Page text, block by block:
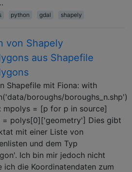
python gdal shapely
von Shapely
aus Shapefile
Shapefile mit Fiona: with
boroughs/boroughs_n.shp')
mpolys = [p for p in source]
= polys[0]['geometry'] Dies gibt
mit einer Liste von
und dem Typ
Ich bin mir jedoch nicht
ich die Koordinatendaten zum